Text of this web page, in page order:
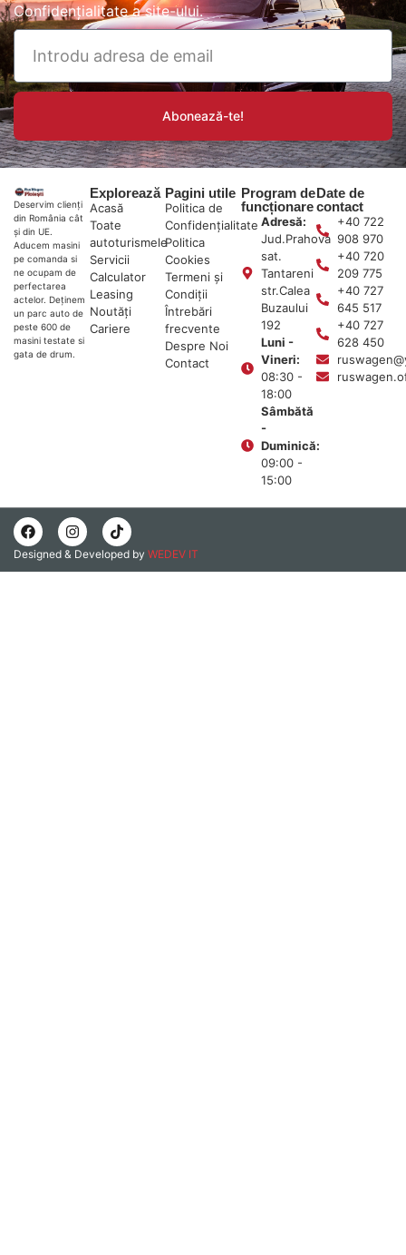
Confidențialitatea site-ului.
Abonează-te!
Deservim clienți
din România cât
și din UE.
Aducem masini
pe comanda si
ne ocupam de
perfectarea
actelor. Deținem
un parc auto de
peste 600 de
masini testate si
gata de drum.
Explorează
Acasă
Toate
autoturismele
Servicii
Calculator
Leasing
Noutăți
Cariere
Pagini utile
Politica de
Confidențialitate
Politica
Cookies
Termeni și
Condiții
Întrebări
frecvente
Despre Noi
Contact
Program de
funcționare
Adresă:
Jud.Prahova
sat.
Tantareni
str.Calea
Buzaului
192
Luni -
Vineri:
08:30 -
18:00
Sâmbătă
-
Duminică:
09:00 -
15:00
Date de
contact
+40 722
908 970
+40 720
209 775
+40 727
645 517
+40 727
628 450
Designed & Developed by WEDEV IT